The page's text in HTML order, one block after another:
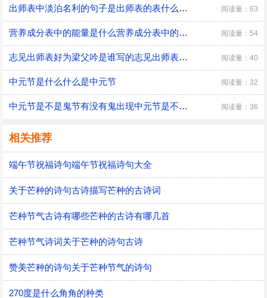
出师表中淡泊名利的句子是出师表的表什么意思 阅读量：63
营养成分表中的能量是什么营养成分表中的能量是什么意思 阅读量：54
志见出师表好为梁父吟是谁写的志见出师表好为梁父吟是谁写的 阅读量：40
中元节是什么什么是中元节 阅读量：32
中元节是不是鬼节有没有鬼出现中元节是不是国家法定节假日 阅读量：36
相关推荐
端午节祝福诗句端午节祝福诗句大全
关于芒种的诗句古诗描写芒种的古诗词
芒种节气古诗有哪些芒种的古诗有哪几首
芒种节气诗词关于芒种的诗句古诗
赞美芒种的诗句关于芒种节气的诗句
270度是什么角角的种类